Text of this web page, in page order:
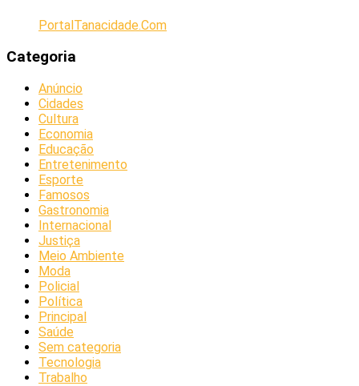
PortalTanacidade.Com
Categoria
Anúncio
Cidades
Cultura
Economia
Educação
Entretenimento
Esporte
Famosos
Gastronomia
Internacional
Justiça
Meio Ambiente
Moda
Policial
Política
Principal
Saúde
Sem categoria
Tecnologia
Trabalho